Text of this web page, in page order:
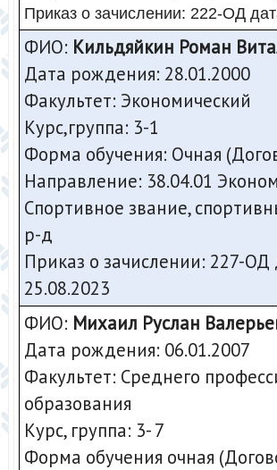
Приказ о зачислении: 222-ОД
ФИО: Кильдяйкин Роман
Дата рождения: 28.01.2000
Факультет: Экономический
Курс,группа: 3-1
Форма обучения: Очная
Направление: 38.04.01
Спортивное звание,
р-д
Приказ о зачислении: 227-ОД
25.08.2023
ФИО: Михаил Руслан
Дата рождения: 06.01.2007
Факультет: Среднего
образования
Курс, группа: 3- 7
Форма обучения очная